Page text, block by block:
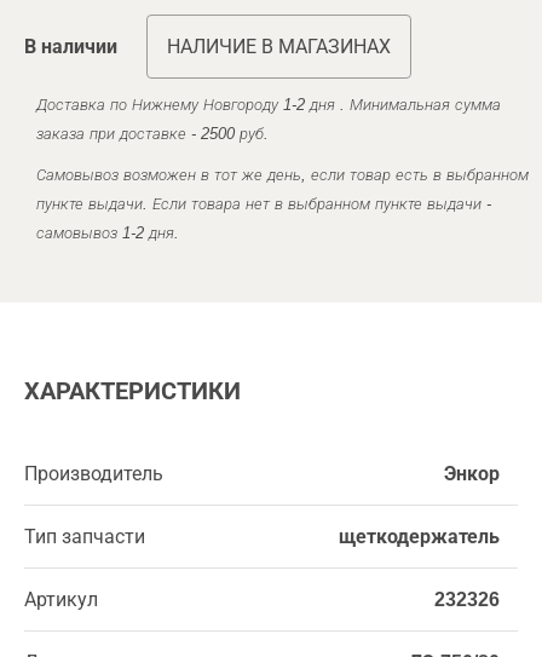
В наличии НАЛИЧИЕ В МАГАЗИНАХ
Доставка по Нижнему Новгороду 1-2 дня . Минимальная сумма
заказа при доставке - 2500 руб.
Самовывоз возможен в тот же день, если товар есть в выбранном
пункте выдачи. Если товара нет в выбранном пункте выдачи -
самовывоз 1-2 дня.
ХАРАКТЕРИСТИКИ
Производитель Энкор
Тип запчасти щеткодержатель
Артикул 232326